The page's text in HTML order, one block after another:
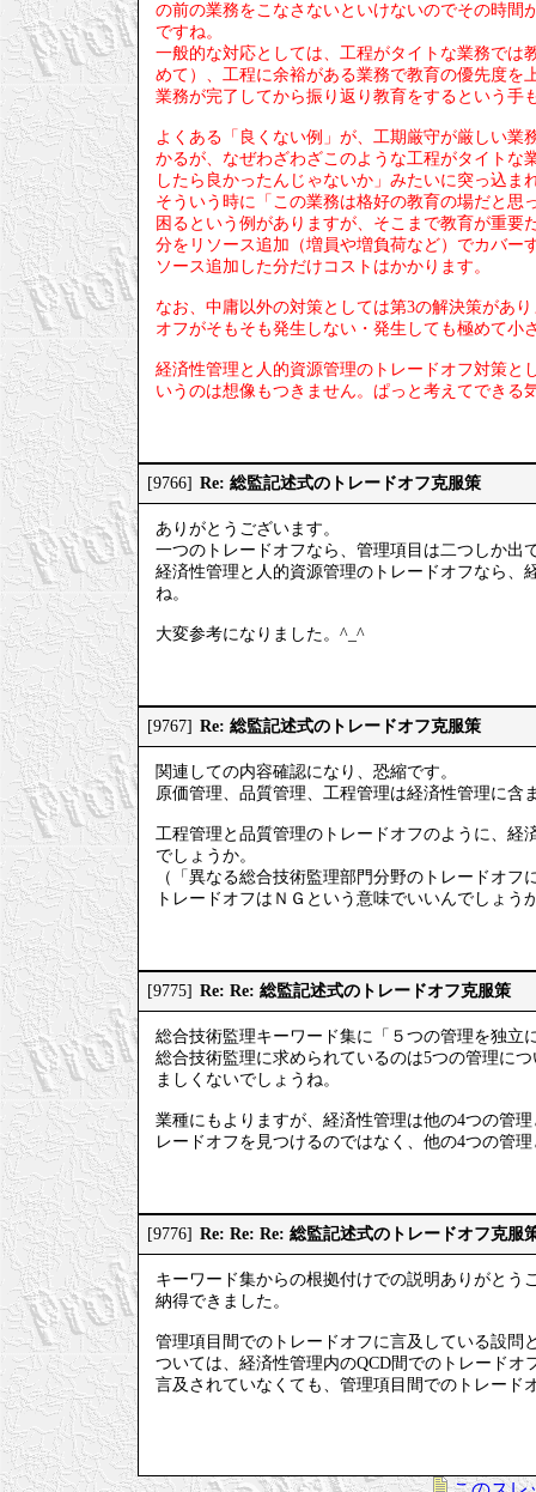
の前の業務をこなさないといけないのでその時間
ですね。
一般的な対応としては、工程がタイトな業務では
めて）、工程に余裕がある業務で教育の優先度を
業務が完了してから振り返り教育をするという手
よくある「良くない例」が、工期厳守が厳しい
かるが、なぜわざわざこのような工程がタイトな
したら良かったんじゃないか」みたいに突っ込ま
そういう時に「この業務は格好の教育の場だと
困るという例がありますが、そこまで教育が重
分をリソース追加（増員や増負荷など）でカバー
ソース追加した分だけコストはかかります。
なお、中庸以外の対策としては第3の解決策があ
オフがそもそも発生しない・発生しても極めて小
経済性管理と人的資源管理のトレードオフ対策と
いうのは想像もつきません。ぱっと考えてできる
[9766] Re: 総監記述式のトレードオフ克服策
ありがとうございます。
一つのトレードオフなら、管理項目は二つしか出
経済性管理と人的資源管理のトレードオフなら、
ね。
大変参考になりました。^_^
[9767] Re: 総監記述式のトレードオフ克服策
関連しての内容確認になり、恐縮です。
原価管理、品質管理、工程管理は経済性管理に含
工程管理と品質管理のトレードオフのように、経
でしょうか。
（「異なる総合技術監理部門分野のトレードオ
トレードオフはＮＧという意味でいいんでしょう
[9775] Re: Re: 総監記述式のトレードオフ克服策
総合技術監理キーワード集に「５つの管理を独立
総合技術監理に求められているのは5つの管理に
ましくないでしょうね。
業種にもよりますが、経済性管理は他の4つの管
レードオフを見つけるのではなく、他の4つの管
[9776] Re: Re: Re: 総監記述式のトレードオフ克服
キーワード集からの根拠付けでの説明ありがとう
納得できました。
管理項目間でのトレードオフに言及している設問
ついては、経済性管理内のQCD間でのトレード
言及されていなくても、管理項目間でのトレード